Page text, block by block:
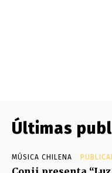
Últimas
MÚSICA CHILENA